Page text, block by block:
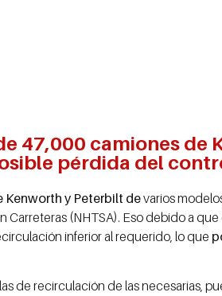
47,000 camiones de
pérdida del
Kenworth y Peterbilt devarios
(NHTSA). Eso debido a
inferior al requerido, lo que
de recirculación de las necesarias,